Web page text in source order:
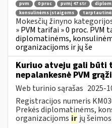
pvm 0 proc pvmį 47 str
konsulinėms įstaigoms
Mokesčių žinyno
» PVM tarifai » 0 proc. PVM
diplomatinėms,
organizacijoms ir jų še
Kuriuo atveju gali būti
nepalankesnė PVM
Web turinio sąrašas 2025-
Registracijos numeris
Prekės diplomatinėms,
organizacijoms ir jų